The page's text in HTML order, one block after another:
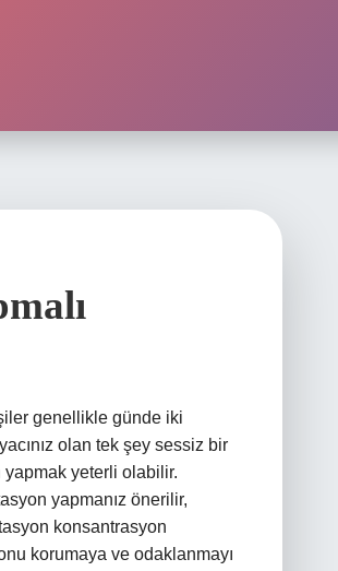
genellikle günde iki
olan tek şey sessiz bir
yeterli olabilir.
yapmanız önerilir,
konsantrasyon
korumaya ve odaklanmayı